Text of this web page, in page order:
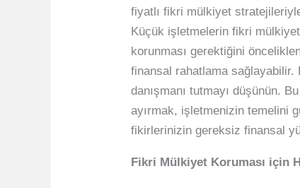
fiyatlı fikri mülkiyet
Küçük işletmelerin fikri
korunması gerektiğini
finansal rahatlama sağlayabilir.
danışmanı tutmayı düşünün.
ayırmak, işletmenizin temelini
fikirlerinizin gereksiz finansal
Fikri Mülkiyet Koruması için